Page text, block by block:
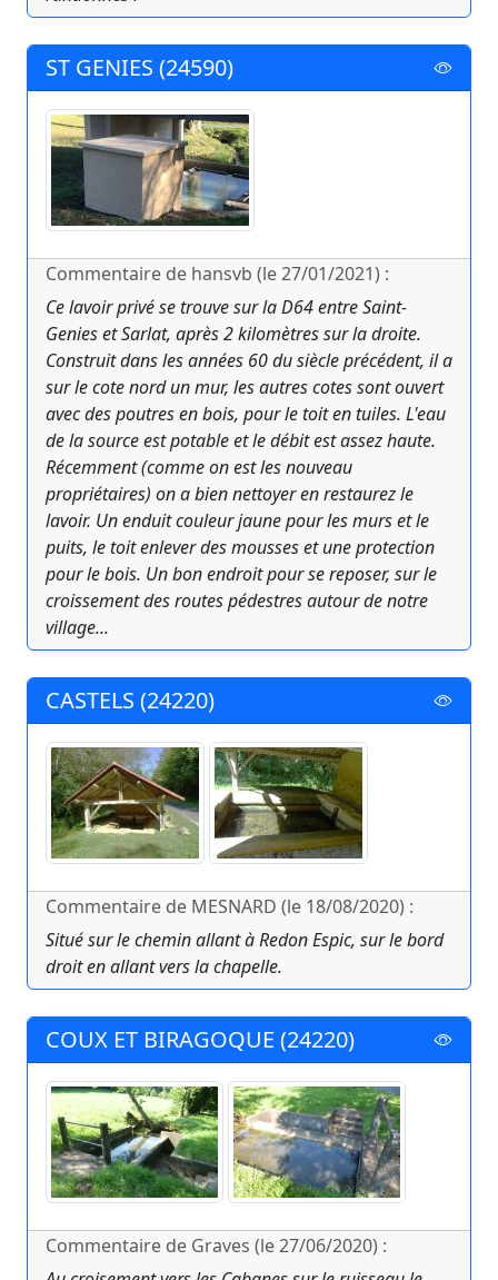
ST GENIES (24590)
Commentaire de hansvb (le 27/01/2021) :
Ce lavoir privé se trouve sur la D64 entre Saint-
Genies et Sarlat, après 2 kilomètres sur la droite.
Construit dans les années 60 du siècle précédent, il a
sur le cote nord un mur, les autres cotes sont ouvert
avec des poutres en bois, pour le toit en tuiles. L'eau
de la source est potable et le débit est assez haute.
Récemment (comme on est les nouveau
propriétaires) on a bien nettoyer en restaurez le
lavoir. Un enduit couleur jaune pour les murs et le
puits, le toit enlever des mousses et une protection
pour le bois. Un bon endroit pour se reposer, sur le
croissement des routes pédestres autour de notre
village...
CASTELS (24220)
Commentaire de MESNARD (le 18/08/2020) :
Situé sur le chemin allant à Redon Espic, sur le bord
droit en allant vers la chapelle.
COUX ET BIRAGOQUE (24220)
Commentaire de Graves (le 27/06/2020) :